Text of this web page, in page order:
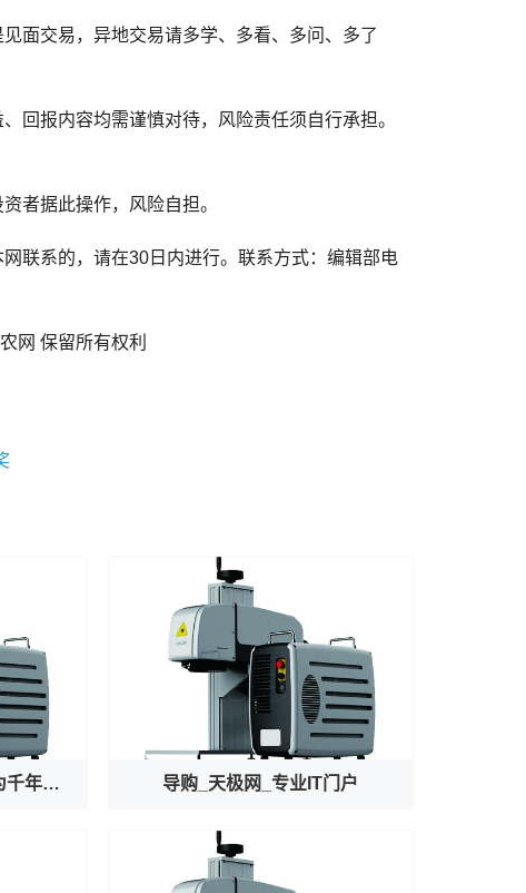
交易，异地交易请多学、多看、多问、多了
报内容均需谨慎对待，风险责任须自行承担。
者据此操作，风险自担。
系的，请在30日内进行。联系方式：编辑部电
网 保留所有权利
文明我国行｜龙门守珍：为千年石窟注入“数字生命力” 导购_天极网_专业IT门户